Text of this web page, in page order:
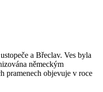
a Břeclav. Ves byla
německým
pramenech objevuje v roce